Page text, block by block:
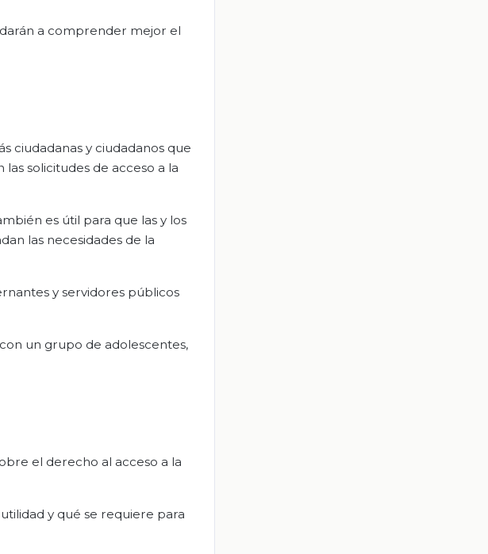
a comprender mejor el
ciudadanas y ciudadanos que
solicitudes de acceso a la
es útil para que las y los
las necesidades de la
y servidores públicos
un grupo de adolescentes,
el derecho al acceso a la
y qué se requiere para